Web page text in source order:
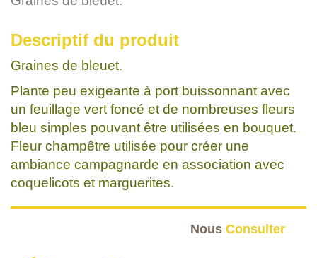
Descriptif du produit
Graines de bleuet.
Plante peu exigeante à port buissonnant avec
un feuillage vert foncé et de nombreuses fleurs
bleu simples pouvant être utilisées en bouquet.
Fleur champêtre utilisée pour créer une
ambiance campagnarde en association avec
coquelicots et marguerites.
Nous Consulter